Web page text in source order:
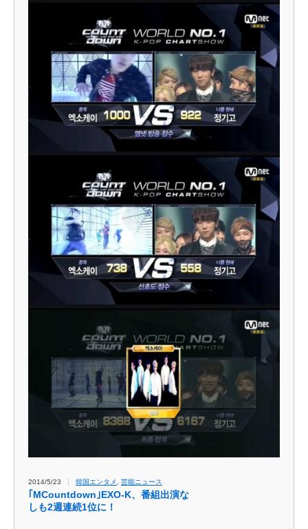
2014/5/23 韓国エンタメ , 芸能ニュース
｢MCountdown｣EXO-K、番組出演な
しも2週連続1位に！